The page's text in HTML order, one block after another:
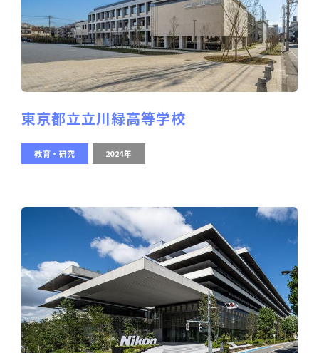
東京都立立川緑高等学校
教育・研究 2024年